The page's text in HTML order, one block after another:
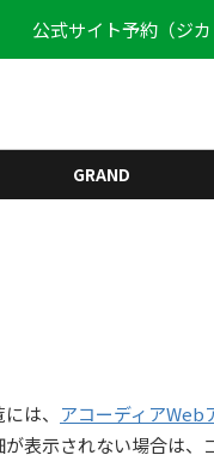
公式サイト予約（ジ
GRAND
は、 アコーディアWeb
表示されない場合は、